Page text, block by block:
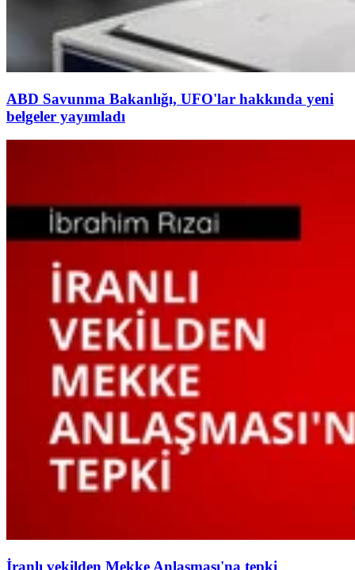
ABD Savunma Bakanlığı, UFO'lar hakkında yeni
belgeler yayımladı
İranlı vekilden Mekke Anlaşması'na tepki